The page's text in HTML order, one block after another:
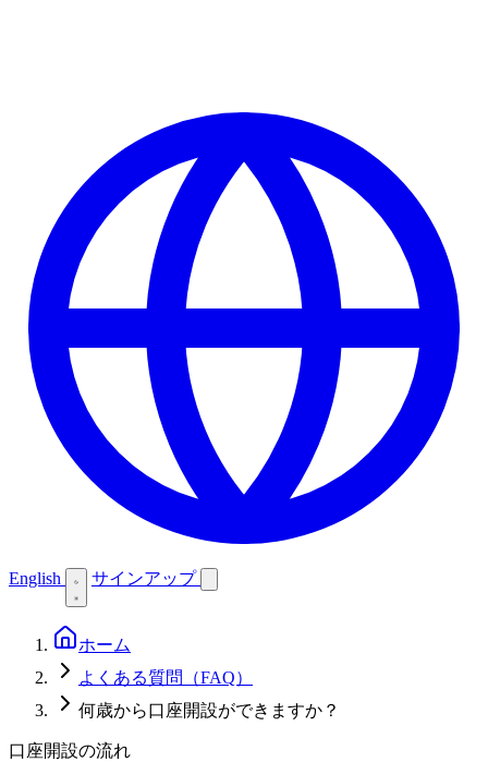
English サインアップ
ホーム
よくある質問（FAQ）
何歳から口座開設ができますか？
口座開設の流れ